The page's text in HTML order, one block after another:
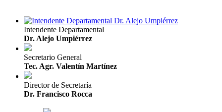
Intendente Departamental
Dr. Alejo Umpiérrez
Secretario General
Tec. Agr. Valentín Martínez
Director de Secretaría
Dr. Francisco Rocca